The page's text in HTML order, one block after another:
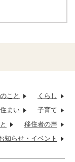
こと
くらし
住まい
子育て
移住者の声
知らせ・ イベント